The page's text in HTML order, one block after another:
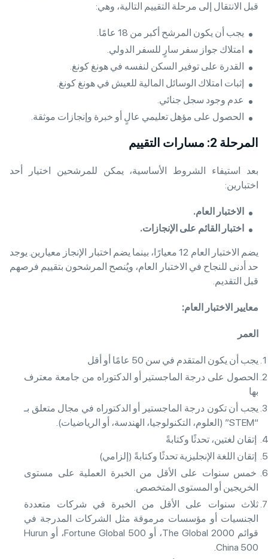
قبل الانتقال إلى مرحلة التقييم التالية، وهي:
يجب أن يكون المرشح أكبر من 18 عامًا.
امتلاك جواز سفر سارٍ للسفر الدولي.
القدرة على توفير السكن لنفسه في هونغ كونغ.
إثبات امتلاك الوسائل المالية للعيش في هونغ كونغ.
عدم وجود سجل جنائي.
الحصول على مؤهل تعليمي عالٍ أو خبرة وإنجازات موثقة.
المرحلة 2: مسارات التقييم
بعد استيفاء الشروط الأساسية، يمكن للمرشحين اختيار أحد
اختبارين:
الاختبار العام.
اختبار القائم على الإنجازات.
يضم الاختبار العام 12 معيارًا، بينما يضم اختبار الإنجاز معيارين. يوجد
حد أدنى للنجاح في الاختبار العام، ويُنصح المرشحون بتقييم فرصهم
قبل التقديم.
معايير الاختبار العام:
العمر
يجب أن يكون المتقدم في سن 50 عامًا أو أقل
الحصول على درجة الماجستير أو الدكتوراه من جامعة معترف
بها
يجب أن تكون درجة الماجستير أو الدكتوراه في مجال متعلق بـ
“STEM” (العلوم، التكنولوجيا، الهندسة، أو الرياضيات).
إتقان لغتين، تحدثًا وكتابةً
إتقان اللغة الإنجليزية تحدثًا وكتابةً (إلزامي)
خمس سنوات على الأقل من الخبرة العملية على مستوى
الخريجين أو المستوى المتخصص.
ثلاث سنوات على الأقل من الخبرة في شركات متعددة
الجنسيات أو مؤسسات مرموقة مثل الشركات المدرجة في
قوائم The Global 2000، أو Fortune Global 500، أو Hurun
China 500.